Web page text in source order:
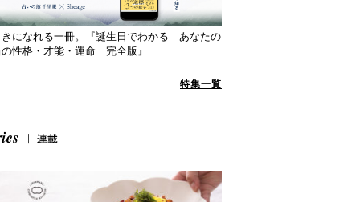
きになれる一冊。『誕生日でわかる あなたの
性格・才能・運命 完全版』
特集一覧